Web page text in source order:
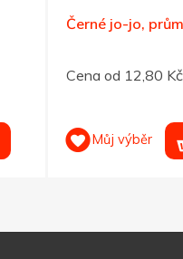
Černé jo-jo,
Cena od 12,80 Kč
Můj výběr